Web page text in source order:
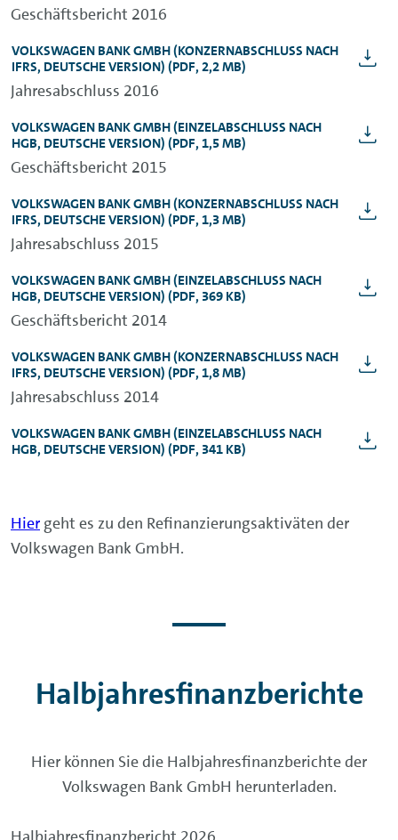
Geschäftsbericht 2016
VOLKSWAGEN BANK GMBH(KONZERNABSCHLUSS NACH
IFRS, DEUTSCHE VERSION) (PDF, 2,2 MB)
Jahresabschluss 2016
VOLKSWAGEN BANK GMBH(EINZELABSCHLUSS NACH
HGB, DEUTSCHE VERSION) (PDF, 1,5 MB)
Geschäftsbericht 2015
VOLKSWAGEN BANK GMBH(KONZERNABSCHLUSS NACH
IFRS, DEUTSCHE VERSION) (PDF, 1,3 MB)
Jahresabschluss 2015
VOLKSWAGEN BANK GMBH(EINZELABSCHLUSS NACH
HGB, DEUTSCHE VERSION) (PDF, 369 KB)
Geschäftsbericht 2014
VOLKSWAGEN BANK GMBH(KONZERNABSCHLUSS NACH
IFRS, DEUTSCHE VERSION) (PDF, 1,8 MB)
Jahresabschluss 2014
VOLKSWAGEN BANK GMBH(EINZELABSCHLUSS NACH
HGB, DEUTSCHE VERSION) (PDF, 341 KB)
Hier geht es zu den Refinanzierungsaktiväten der
Volkswagen Bank GmbH.
Halbjahresfinanzberichte
Hier können Sie die Halbjahresfinanzberichte der
Volkswagen Bank GmbH herunterladen.